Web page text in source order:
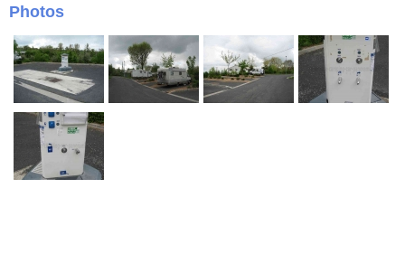
Photos